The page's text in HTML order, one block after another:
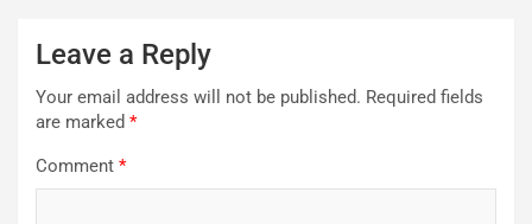
Leave a Reply
Your email address will not be published. Required fields
are marked *
Comment *